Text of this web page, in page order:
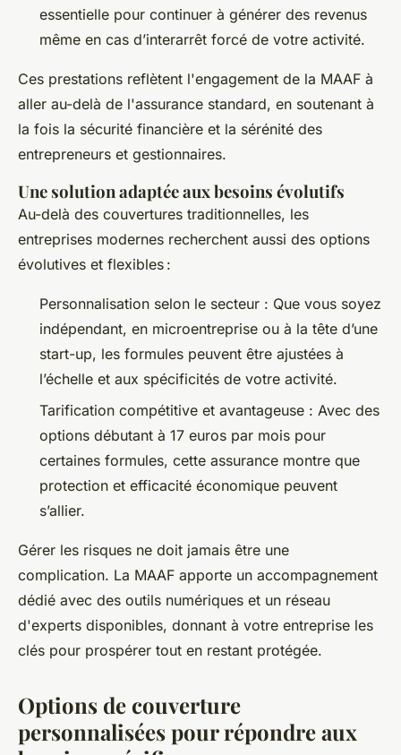
essentielle pour continuer à générer des revenus
même en cas d’interarrêt forcé de votre activité.
Ces prestations reflètent l'engagement de la MAAF à
aller au-delà de l'assurance standard, en soutenant à
la fois la sécurité financière et la sérénité des
entrepreneurs et gestionnaires.
Une solution adaptée aux besoins évolutifs
Au-delà des couvertures traditionnelles, les
entreprises modernes recherchent aussi des options
évolutives et flexibles :
Personnalisation selon le secteur : Que vous soyez
indépendant, en microentreprise ou à la tête d’une
start-up, les formules peuvent être ajustées à
l’échelle et aux spécificités de votre activité.
Tarification compétitive et avantageuse : Avec des
options débutant à 17 euros par mois pour
certaines formules, cette assurance montre que
protection et efficacité économique peuvent
s’allier.
Gérer les risques ne doit jamais être une
complication. La MAAF apporte un accompagnement
dédié avec des outils numériques et un réseau
d'experts disponibles, donnant à votre entreprise les
clés pour prospérer tout en restant protégée.
Options de couverture
personnalisées pour répondre aux